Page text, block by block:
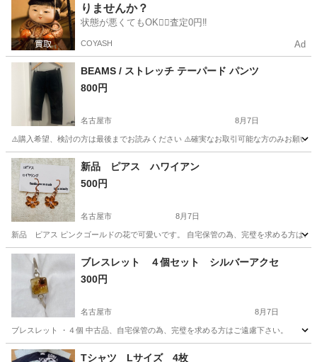
りませんか？
状態が悪くてもOK🙆‍♀️査定0円‼️
COYASH Ad
BEAMS / ストレッチ テーパード パンツ
800円
名古屋市 8月7日
⚠️購入希望、検討の方は最後までお読みください ⚠️確実なお取引可能な方のみお願いし
愛知 名古屋市 パンツ
新品 ピアス ハワイアン
500円
名古屋市 8月7日
新品 ピアス ピンクゴールドの花で可愛いです。 自宅保管の為、完璧を求める方はご
愛知 名古屋市 服/ファッション ハワイアン
ブレスレット ４個セット シルバーアクセ
300円
名古屋市 8月7日
ブレスレット ・４個 中古品、自宅保管の為、完璧を求める方はご遠慮下さい。
愛知 名古屋市 アクセサリー シルバーアクセ
Tシャツ Lサイズ 4枚